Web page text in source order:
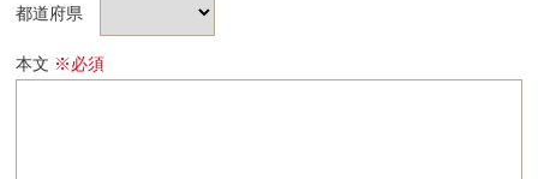
都道府県
本文 ※必須